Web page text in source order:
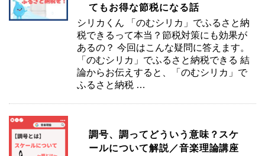
てもお得な節税になる話
シリカくん 「のむシリカ」でふるさと納
税できるって本当？節税対策にも効果が
あるの？ 今回はこんな疑問に答えます。
「のむシリカ」でふるさと納税できる 結
論からお伝えすると、「のむシリカ」で
ふるさと納税 …
調号、調ってどういう意味？スケ
ールについて解説／音楽理論講座